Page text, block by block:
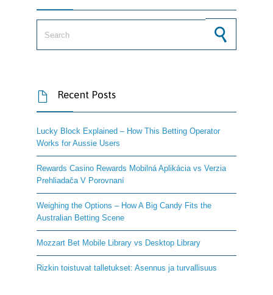
 Recent Posts
Lucky Block Explained – How This Betting Operator
Works for Aussie Users
Rewards Casino Rewards Mobilná Aplikácia vs Verzia
Prehliadača V Porovnaní
Weighing the Options – How A Big Candy Fits the
Australian Betting Scene
Mozzart Bet Mobile Library vs Desktop Library
Rizkin toistuvat talletukset: Asennus ja turvallisuus